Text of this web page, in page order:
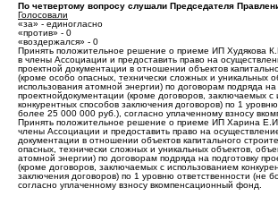
По четвертому вопросу слушали Председателя
Голосовали
«за» - единогласно
«против» - 0
«воздержался» - 0
Принять положительное решение о приеме ИП Худякова
в члены Ассоциации и предоставить право на
проектной документации в отношении объектов
(кроме особо опасных, технически сложных и уникальных
использования атомной энергии) по договорам подряда на
проектнойдокументации (кроме договоров, заключаемых с
конкурентных способов заключения договоров) по 1
более 25 000 000 руб.), согласно уплаченному взносу
Принять положительное решение о приеме ИП Харина
члены Ассоциации и предоставить право на
документации в отношении объектов капитального
опасных, технически сложных и уникальных объектов,
атомной энергии) по договорам подряда на подготовку
(кроме договоров, заключаемых с использованием
заключения договоров) по 1 уровню ответственности (не
согласно уплаченному взносу вкомпенсационный фонд.